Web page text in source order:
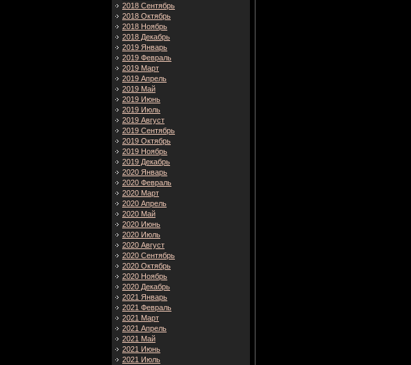
2018 Сентябрь
2018 Октябрь
2018 Ноябрь
2018 Декабрь
2019 Январь
2019 Февраль
2019 Март
2019 Апрель
2019 Май
2019 Июнь
2019 Июль
2019 Август
2019 Сентябрь
2019 Октябрь
2019 Ноябрь
2019 Декабрь
2020 Январь
2020 Февраль
2020 Март
2020 Апрель
2020 Май
2020 Июнь
2020 Июль
2020 Август
2020 Сентябрь
2020 Октябрь
2020 Ноябрь
2020 Декабрь
2021 Январь
2021 Февраль
2021 Март
2021 Апрель
2021 Май
2021 Июнь
2021 Июль